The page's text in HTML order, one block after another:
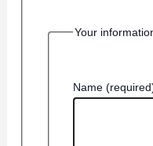
Your
Name